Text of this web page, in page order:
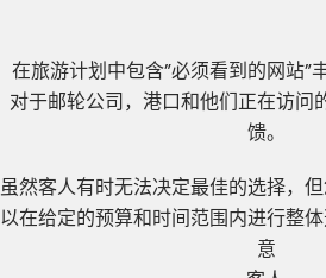
在旅游计划中包含”必须看到的网站”
对于邮轮公司，港口和他们正在访问
馈。
虽然客人有时无法决定最佳的选择，
以在给定的预算和时间范围内进行整
意